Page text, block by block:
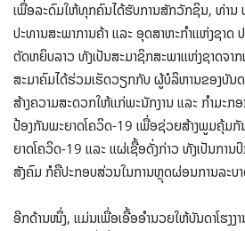
ເພື່ອລະດົມໃຫ້ທຸກຄົນໄດ້ຮັບການສັກວັກຊິນ, ທ່ານ
ປະທານສະພາການຄ້າ ແລະ ອຸດສາຫະກໍາແຫ່ງຊາດ
ຕັດຫຍິບລາວ ທັງເປັນສະມາຊິກສະພາແຫ່ງຊາດຈາກ
ສະມາຄົມໄດ້ຮ່ວມເຮັດວຽກກັບ ຜູ້ບໍລິຫານຂອງບັນດ
ສ້າງຄວາມສະດວກໃຫ້ແກ່ພະນັກງານ ແລະ ກຳມະ
ປ້ອງກັນພະຍາດໂຄວິດ-19 ເພື່ອຊ່ວຍສ້າງພູມຄຸ້ມກັ
ຍາດໂຄວິດ-19 ແລະ ແຜ່ເຊື້ອດັ່ງກ່າວ ທັງເປັນກາ
ສັງຄົມ ກໍຄືປະກອບສ່ວນໃນການຫຼຸດຜ່ອນການລະບ
ອີກດ້ານໜຶ່ງ, ແມ່ນເພື່ອເອື້ອອຳນວຍໃຫ້ບັນດາໂຮງງ